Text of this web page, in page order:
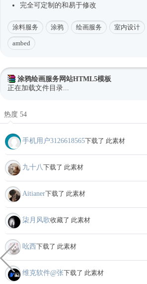
完全可定制的和易于修改
涂料服务 涂鸦 绘画服务 室内设计
ambed
涂鸦绘画服务网站HTML5模板
正在加载文件目录...
热度 54
手机用户3126618565下载了 此素材
九十八下载了 此素材
Aitianer下载了 此素材
柒月风歌收藏了 此素材
吆西下载了 此素材
维克软件@张下载了 此素材